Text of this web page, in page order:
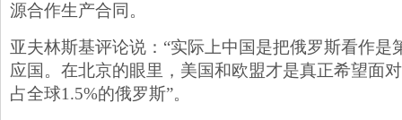
源合作生产合同。
亚夫林斯基评论说：“实际上中国是把俄罗斯看作是
应国。在北京的眼里，美国和欧盟才是真正希望面
占全球1.5%的俄罗斯”。